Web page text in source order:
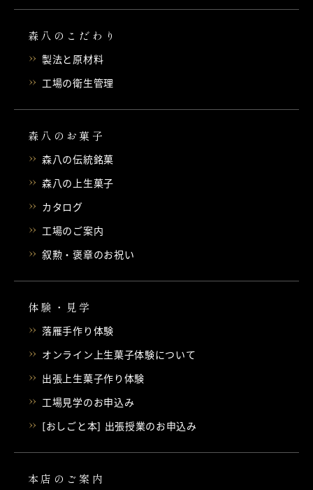
森八のこだわり
製法と原材料
工場の衛生管理
森八のお菓子
森八の伝統銘菓
森八の上生菓子
カタログ
工場のご案内
叙勲・褒章のお祝い
体験・見学
落雁手作り体験
オンライン上生菓子体験について
出張上生菓子作り体験
工場見学のお申込み
[おしごと本] 出張授業のお申込み
本店のご案内